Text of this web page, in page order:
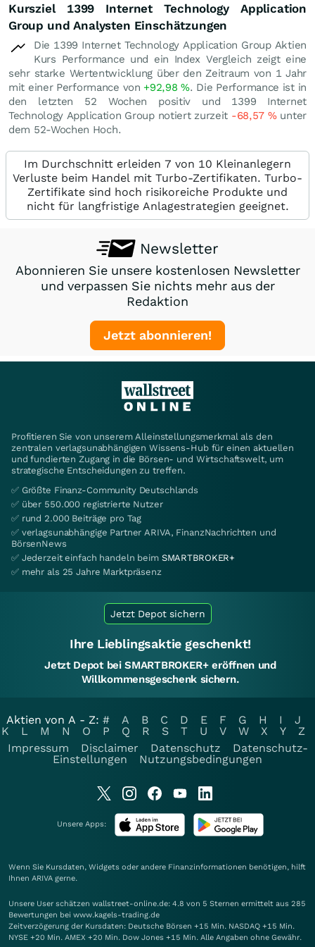
Kursziel 1399 Internet Technology Application
Group und Analysten Einschätzungen
Die 1399 Internet Technology Application Group Aktien
Kurs Performance und ein Index Vergleich zeigt eine
sehr starke Wertentwicklung über den Zeitraum von 1 Jahr
mit einer Performance von +92,98%. Die Performance ist in
den letzten 52 Wochen positiv und 1399 Internet
Technology Application Group notiert zurzeit -68,57 %unter
dem 52-Wochen Hoch.
Im Durchschnitt erleiden 7 von 10 Kleinanlegern
Verluste beim Handel mit Turbo-Zertifikaten. Turbo-
Zertifikate sind hoch risikoreiche Produkte und
nicht für langfristige Anlagestrategien geeignet.
Newsletter
Abonnieren Sie unsere kostenlosen Newsletter
und verpassen Sie nichts mehr aus der
Redaktion
Jetzt abonnieren!
Profitieren Sie von unserem Alleinstellungsmerkmal als den
zentralen verlagsunabhängigen Wissens-Hub für einen aktuellen
und fundierten Zugang in die Börsen- und Wirtschaftswelt, um
strategische Entscheidungen zu treffen.
✅ Größte Finanz-Community Deutschlands
✅ über 550.000 registrierte Nutzer
✅ rund 2.000 Beiträge pro Tag
✅ verlagsunabhängige Partner ARIVA, FinanzNachrichten und
BörsenNews
✅ Jederzeit einfach handeln beim SMARTBROKER+
✅ mehr als 25 Jahre Marktpräsenz
Jetzt Depot sichern
Ihre Lieblingsaktie geschenkt!
Jetzt Depot bei SMARTBROKER+ eröffnen und
Willkommensgeschenk sichern.
Aktien von A - Z: # A B C D E F G H I
J
K
L M N O P Q R S T U V W X Y
Z
Impressum
Disclaimer Datenschutz
Datenschutz-
Einstellungen
Nutzungsbedingungen
Unsere Apps:
Wenn Sie Kursdaten, Widgets oder andere Finanzinformationen benötigen, hilft
Ihnen ARIVA gerne.
Unsere User schätzen wallstreet-online.de: 4.8 von 5 Sternen ermittelt aus 285
Bewertungen bei www.kagels-trading.de
Zeitverzögerung der Kursdaten: Deutsche Börsen +15 Min. NASDAQ +15 Min.
NYSE +20 Min. AMEX +20 Min. Dow Jones +15 Min. Alle Angaben ohne Gewähr.